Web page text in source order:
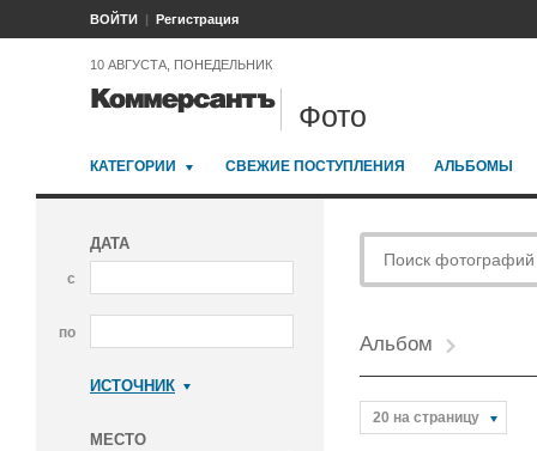
ВОЙТИ Регистрация
10 АВГУСТА, ПОНЕДЕЛЬНИК
Фото
КАТЕГОРИИ СВЕЖИЕ ПОСТУПЛЕНИЯ АЛЬБОМЫ
ДАТА
с
по
ИСТОЧНИК
МЕСТО
Альбом
20 на страницу